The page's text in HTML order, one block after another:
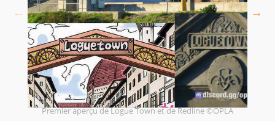
Premier aperçu de Logue Town et de Redline ©OPLA